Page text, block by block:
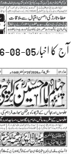
آج کا اخبار05-08-2026